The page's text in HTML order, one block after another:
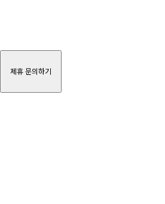
제휴 문의하기